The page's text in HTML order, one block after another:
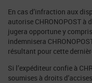
En cas d’infraction aux
autorise CHRONOPOST à
jugera opportune y
indemnisera
résultant pour cette
Si l’expéditeur confie à
soumises à droits